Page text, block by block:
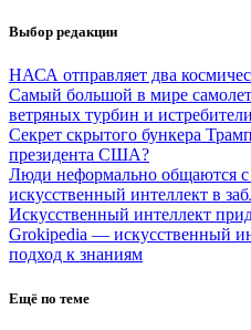
Выбор редакции
НАСА отправляет два
Самый большой в мире самолет
ветряных турбин и истребители
Секрет скрытого бункера
президента США?
Люди неформально общаются с
искусственный интеллект в
Искусственный интеллект
Grokipedia — искусственный
подход к знаниям
Ещё по теме